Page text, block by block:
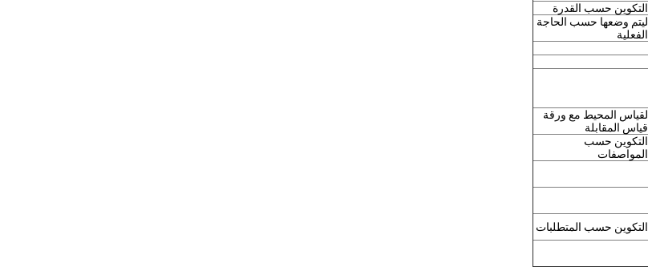
التكوين حسب القدرة
ليتم وضعها حسب الحاجة
الفعلية
لقياس المحيط مع ورقة
قياس المقابلة
التكوين حسب
المواصفات
التكوين حسب المتطلبات